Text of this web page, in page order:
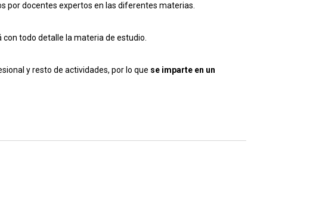
por docentes expertos en las diferentes materias.
todo detalle la materia de estudio.
y resto de actividades, por lo que se imparte en un